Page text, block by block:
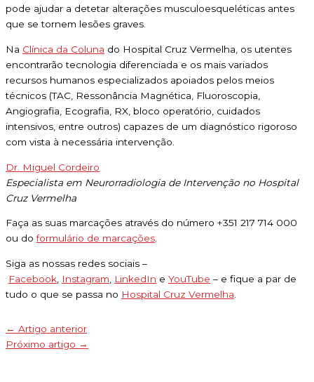
pode ajudar a detetar alterações musculoesqueléticas antes
que se tornem lesões graves.
Na Clínica da Coluna do Hospital Cruz Vermelha, os utentes
encontrarão tecnologia diferenciada e os mais variados
recursos humanos especializados apoiados pelos meios
técnicos (TAC, Ressonância Magnética, Fluoroscopia,
Angiografia, Ecografia, RX, bloco operatório, cuidados
intensivos, entre outros) capazes de um diagnóstico rigoroso
com vista à necessária intervenção.
Dr. Miguel Cordeiro
Especialista em Neurorradiologia de Intervenção no Hospital
Cruz Vermelha
Faça as suas marcações através do número +351 217 714 000
ou doformulário de marcações.
Siga as nossas redes sociais –
Facebook Instagram LinkedIn e YouTube – e fique a par de
tudo o que se passa no Hospital Cruz Vermelha
← Artigo anterior
Próximo artigo →